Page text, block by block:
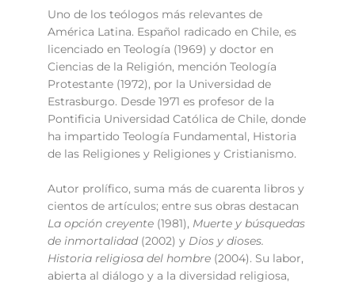
Uno de los teólogos más relevantes de
América Latina. Español radicado en Chile, es
licenciado en Teología (1969) y doctor en
Ciencias de la Religión, mención Teología
Protestante (1972), por la Universidad de
Estrasburgo. Desde 1971 es profesor de la
Pontificia Universidad Católica de Chile, donde
ha impartido Teología Fundamental, Historia
de las Religiones y Religiones y Cristianismo.
Autor prolífico, suma más de cuarenta libros y
cientos de artículos; entre sus obras destacan
La opción creyente (1981), Muerte y búsquedas
de inmortalidad(2002) y Dios y dioses.
Historia religiosa del hombre (2004). Su labor,
abierta al diálogo y a la diversidad religiosa,